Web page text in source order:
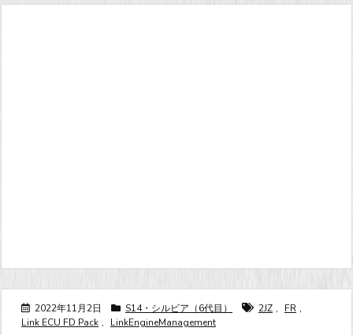
2022年11月2日 S14・シルビア（6代目） 2JZ , FR ,
Link ECU FD Pack , LinkEngineManagement